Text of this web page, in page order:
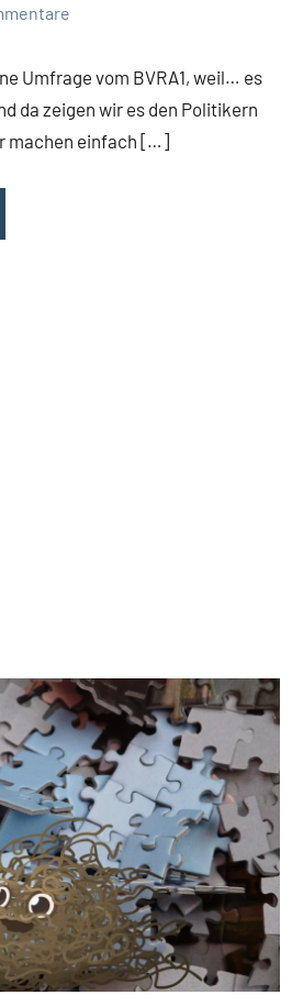
Umfrage vom BVRA1, weil… es
da zeigen wir es den Politikern
machen einfach […]